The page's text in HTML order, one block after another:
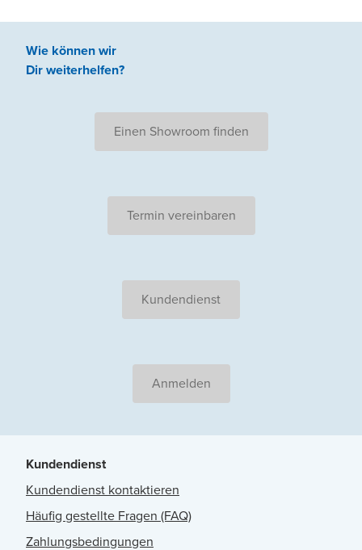
Wie können wir
Dir weiterhelfen?
Einen Showroom finden
Termin vereinbaren
Kundendienst
Anmelden
Kundendienst
Kundendienst kontaktieren
Häufig gestellte Fragen (FAQ)
Zahlungsbedingungen